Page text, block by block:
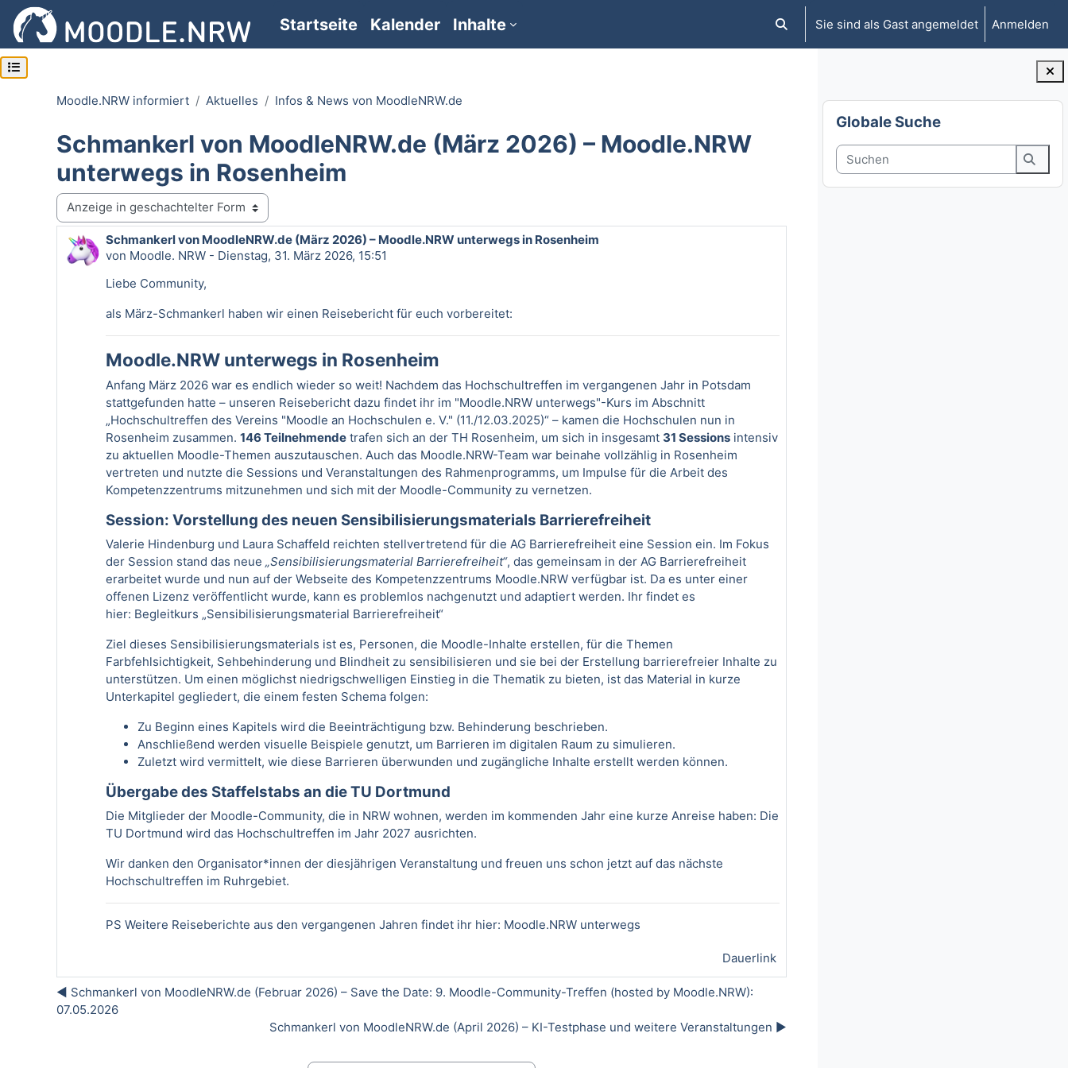
Zum Hauptinhalt
Startseite Kalender Inhalte Sucheingabe umschalten
Sie sind als Gast angemeldet Anmelden
Blöcke
Globale Suche überspringen
Globale Suche
Suchen
Kursindex öffnen
Moodle.NRW informiert Aktuelles Infos & News von MoodleNRW.de
Schmankerl von MoodleNRW.de (März 2026) – Moodle.NRW
unterwegs in Rosenheim
Anzeigemodus
Schmankerl von MoodleNRW.de (März 2026) – Moodle.NRW unterwegs in Rosenheim
von Moodle. NRW - Dienstag, 31. März 2026, 15:51
Anzahl Antworten: 0
Liebe Community,
als März-Schmankerl haben wir einen Reisebericht für euch vorbereitet:
Moodle.NRW unterwegs in Rosenheim
Anfang März 2026 war es endlich wieder so weit! Nachdem das Hochschultreffen im vergangenen Jahr in Potsdam
stattgefunden hatte – unseren Reisebericht dazu findet ihr im "Moodle.NRW unterwegs"-Kurs im Abschnitt
„Hochschultreffen des Vereins "Moodle an Hochschulen e. V." (11./12.03.2025)“ – kamen die Hochschulen nun in
Rosenheim zusammen. 146 Teilnehmende trafen sich an der TH Rosenheim, um sich in insgesamt 31 Sessions intensiv
zu aktuellen Moodle-Themen auszutauschen. Auch das Moodle.NRW-Team war beinahe vollzählig in Rosenheim
vertreten und nutzte die Sessions und Veranstaltungen des Rahmenprogramms, um Impulse für die Arbeit des
Kompetenzzentrums mitzunehmen und sich mit der Moodle-Community zu vernetzen.
Session: Vorstellung des neuen Sensibilisierungsmaterials Barrierefreiheit
Valerie Hindenburg und Laura Schaffeld reichten stellvertretend für die AG Barrierefreiheit eine Session ein. Im Fokus
der Session stand das neue „Sensibilisierungsmaterial Barrierefreiheit“, das gemeinsam in der AG Barrierefreiheit
erarbeitet wurde und nun auf der Webseite des Kompetenzzentrums Moodle.NRW verfügbar ist. Da es unter einer
offenen Lizenz veröffentlicht wurde, kann es problemlos nachgenutzt und adaptiert werden. Ihr findet es
hier: Begleitkurs „Sensibilisierungsmaterial Barrierefreiheit“
Ziel dieses Sensibilisierungsmaterials ist es, Personen, die Moodle-Inhalte erstellen, für die Themen
Farbfehlsichtigkeit, Sehbehinderung und Blindheit zu sensibilisieren und sie bei der Erstellung barrierefreier Inhalte zu
unterstützen. Um einen möglichst niedrigschwelligen Einstieg in die Thematik zu bieten, ist das Material in kurze
Unterkapitel gegliedert, die einem festen Schema folgen:
Zu Beginn eines Kapitels wird die Beeinträchtigung bzw. Behinderung beschrieben.
Anschließend werden visuelle Beispiele genutzt, um Barrieren im digitalen Raum zu simulieren.
Zuletzt wird vermittelt, wie diese Barrieren überwunden und zugängliche Inhalte erstellt werden können.
Übergabe des Staffelstabs an die TU Dortmund
Die Mitglieder der Moodle-Community, die in NRW wohnen, werden im kommenden Jahr eine kurze Anreise haben: Die
TU Dortmund wird das Hochschultreffen im Jahr 2027 ausrichten.
Wir danken den Organisator*innen der diesjährigen Veranstaltung und freuen uns schon jetzt auf das nächste
Hochschultreffen im Ruhrgebiet.
PS Weitere Reiseberichte aus den vergangenen Jahren findet ihr hier: Moodle.NRW unterwegs
Dauerlink
◀︎ Schmankerl von MoodleNRW.de (Februar 2026) – Save the Date: 9. Moodle-Community-Treffen (hosted by Moodle.NRW):
07.05.2026
Schmankerl von MoodleNRW.de (April 2026) – KI-Testphase und weitere Veranstaltungen ▶︎